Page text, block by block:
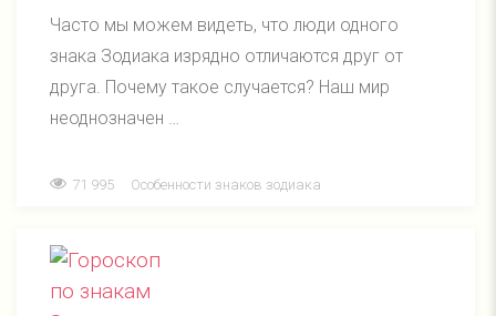
Часто мы можем видеть, что люди одного
знака Зодиака изрядно отличаются друг от
друга. Почему такое случается? Наш мир
неоднозначен …
71 995 Особенности знаков зодиака